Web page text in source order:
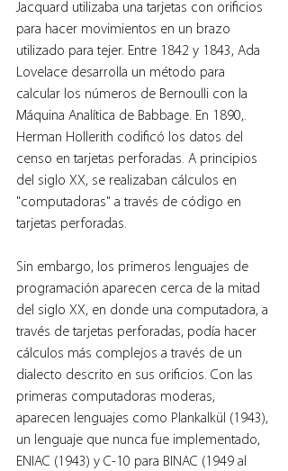
Jacquard utilizaba una tarjetas con orificios
para hacer movimientos en un brazo
utilizado para tejer. Entre 1842 y 1843, Ada
Lovelace desarrolla un método para
calcular los números de Bernoulli con la
Máquina Analítica de Babbage. En 1890,.
Herman Hollerith codificó los datos del
censo en tarjetas perforadas. A principios
del siglo XX, se realizaban cálculos en
"computadoras" a través de código en
tarjetas perforadas.
Sin embargo, los primeros lenguajes de
programación aparecen cerca de la mitad
del siglo XX, en donde una computadora, a
través de tarjetas perforadas, podía hacer
cálculos más complejos a través de un
dialecto descrito en sus orificios. Con las
primeras computadoras moderas,
aparecen lenguajes como Plankalkül (1943),
un lenguaje que nunca fue implementado,
ENIAC (1943) y C-10 para BINAC (1949 al